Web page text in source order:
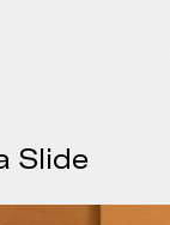
Slide